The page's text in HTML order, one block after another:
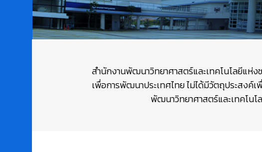
สำนักงานพัฒนาวิทยาศาสตร์และเทคโนโลยีแห่
เพื่อการพัฒนาประเทศไทย ไม่ได้มีวัตถุประสงค์
พัฒนาวิทยาศาสตร์และเทคโนโ